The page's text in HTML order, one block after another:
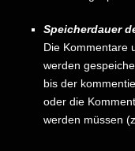
Speicherdauer
Die Kommentare
werden
bis der
oder die
werden müssen